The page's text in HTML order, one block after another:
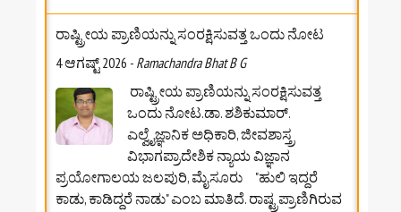
ರಾಷ್ಟ್ರೀಯ ಪ್ರಾಣಿಯನ್ನು ಸಂರಕ್ಷಿಸುವತ್ತ ಒಂದು ನೋಟ
4 ಆಗಷ್ಟ್ 2026 - Ramachandra Bhat B G
ರಾಷ್ಟ್ರೀಯ ಪ್ರಾಣಿಯನ್ನು ಸಂರಕ್ಷಿಸುವತ್ತ
ಒಂದು ನೋಟ.ಡಾ. ಶಶಿಕುಮಾರ್.
ಎಲ್ವೈಜ್ಞಾನಿಕ ಅಧಿಕಾರಿ, ಜೀವಶಾಸ್ತ್ರ
ವಿಭಾಗಪ್ರಾದೇಶಿಕ ನ್ಯಾಯ ವಿಜ್ಞಾನ
ಪ್ರಯೋಗಾಲಯ ಜಲಪುರಿ, ಮೈಸೂರು "ಹುಲಿ ಇದ್ದರೆ
ಕಾಡು, ಕಾಡಿದ್ದರೆ ನಾಡು" ಎಂಬ ಮಾತಿದೆ. ರಾಷ್ಟ್ರಪ್ರಾಣಿಗಿರುವ